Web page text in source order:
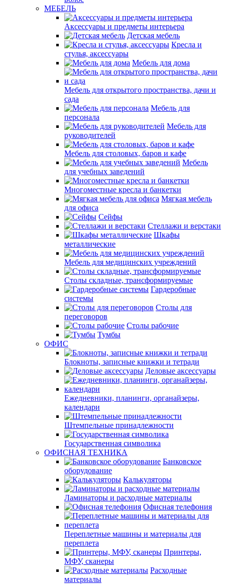
МЕБЕЛЬ
Аксессуары и предметы интерьера
Детская мебель
Кресла и
стулья, аксессуары
Мебель для дома
Мебель для открытого пространства, дачи и
сада
Мебель для
персонала
Мебель для
руководителей
Мебель для столовых, баров и кафе
Мебель
для учебных заведений
Многоместные кресла и банкетки
Мягкая мебель
для офиса
Сейфы
Стеллажи и верстаки
Шкафы
металлические
Мебель для медицинских учреждений
Столы складные, трансформируемые
Гардеробные
системы
Столы для
переговоров
Столы рабочие
Тумбы
ОФИС
Блокноты, записные книжки и тетради
Деловые аксессуары
Ежедневники, планинги, органайзеры,
календари
Штемпельные принадлежности
Государственная символика
ОФИСНАЯ ТЕХНИКА
Банковское
оборудование
Калькуляторы
Ламинаторы и расходные материалы
Офисная телефония
Переплетные машины и материалы для
переплета
Принтеры,
МФУ, сканеры
Расходные
материалы